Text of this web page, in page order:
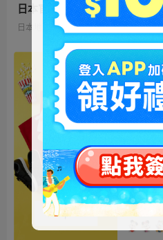
日本官方迪士尼商城
日本地區限定販售的迪士尼商品 多種品